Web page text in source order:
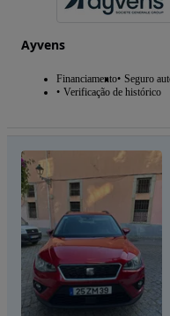
Ayvens
Financiamento Seguro
Verificação de histórico